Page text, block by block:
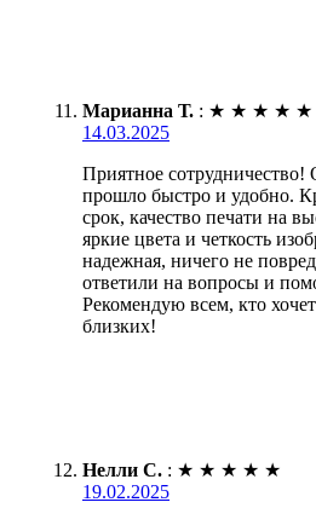
Марианна Т. : ★ ★ ★ ★ ★
14.03.2025
Приятное сотрудничество!
прошло быстро и удобно.
срок, качество печати на
яркие цвета и четкость
надежная, ничего не
ответили на вопросы и
Рекомендую всем, кто
близких!
Нелли С. : ★ ★ ★ ★ ★
19.02.2025